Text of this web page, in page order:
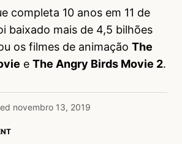
completa 10 anos em 11 de
baixado mais de 4,5 bilhões
os filmes de animação The
e The Angry Birds Movie 2.
novembro 13, 2019